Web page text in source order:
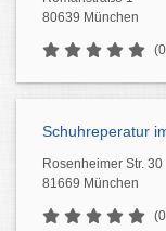
80639 München
Schuhreperatur
Rosenheimer Str. 30
81669 München